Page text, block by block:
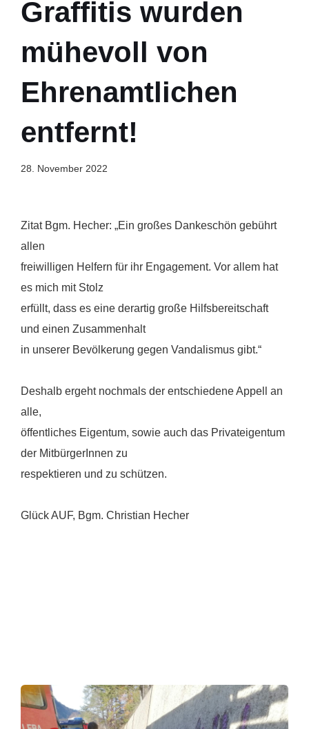
Graffitis wurden
mühevoll von
Ehrenamtlichen
entfernt!
28. November 2022
Zitat Bgm. Hecher: „Ein großes Dankeschön gebührt
allen
freiwilligen Helfern für ihr Engagement. Vor allem hat
es mich mit Stolz
erfüllt, dass es eine derartig große Hilfsbereitschaft
und einen Zusammenhalt
in unserer Bevölkerung gegen Vandalismus gibt.“
Deshalb ergeht nochmals der entschiedene Appell an
alle,
öffentliches Eigentum, sowie auch das Privateigentum
der MitbürgerInnen zu
respektieren und zu schützen.
Glück AUF, Bgm. Christian Hecher